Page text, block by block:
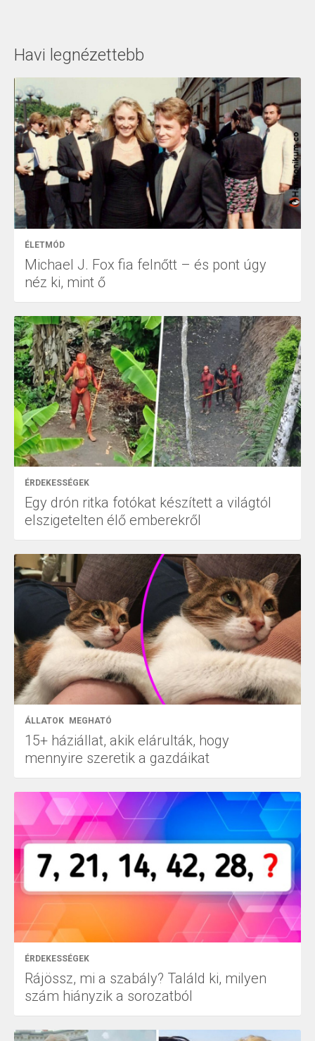
Havi legnézettebb
ÉLETMÓD
Michael J. Fox fia felnőtt – és pont úgy
néz ki, mint ő
ÉRDEKESSÉGEK
Egy drón ritka fotókat készített a világtól
elszigetelten élő emberekről
ÁLLATOK MEGHATÓ
15+ háziállat, akik elárulták, hogy
mennyire szeretik a gazdáikat
ÉRDEKESSÉGEK
Rájössz, mi a szabály? Találd ki, milyen
szám hiányzik a sorozatból